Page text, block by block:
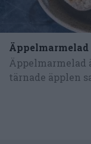
Äppelmarmelad
tärnade äpplen